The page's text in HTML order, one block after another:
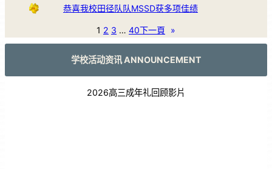
恭喜我校田径队队MSSD获多项佳绩
1 2 3 … 40下一頁 »
学校活动资讯 ANNOUNCEMENT
2026高三成年礼回顾影片